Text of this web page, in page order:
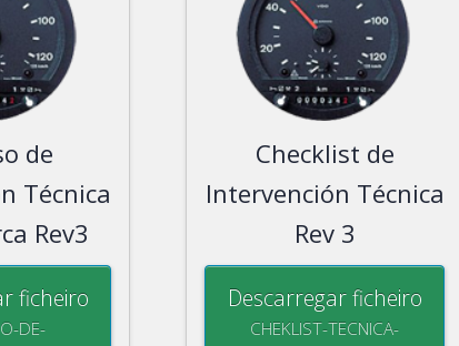
de
Técnica
Rev3
ficheiro
DE-
Checklist de
Intervención Técnica
Rev 3
Descarregar ficheiro
CHEKLIST-TECNICA-